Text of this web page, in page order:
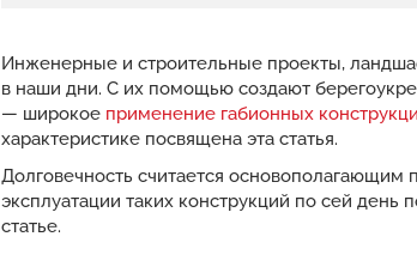
Инженерные и строительные проекты,
в наши дни. С их помощью создают
— широкое применение габионных
характеристике посвящена эта статья.
Долговечность считается
эксплуатации таких конструкций по сей день
статье.